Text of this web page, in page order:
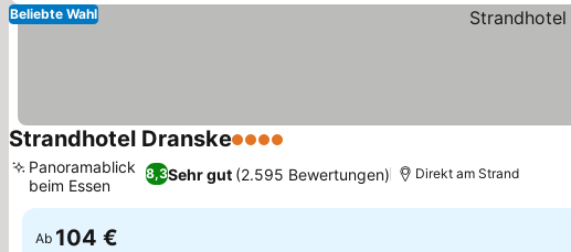
Beliebte Wahl
Strandhotel Dranske4 Sterne
8,3Sehr gut (2.595 Bewertungen)
Panoramablick
beim Essen
Direkt am Strand
Ab 104 €